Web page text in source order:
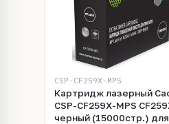
CSP-CF259X-MPS
Картридж лазерный
CSP-CF259X-MPS
черный (15000стр.) для